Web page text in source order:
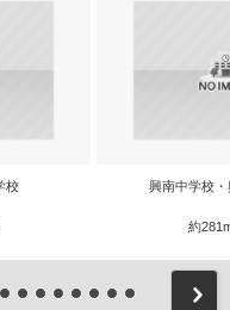
校 興南中学校
約